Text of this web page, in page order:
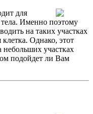
для
тела. Именно поэтому
на таких участках
Однако, этот
участках
подойдет ли Вам